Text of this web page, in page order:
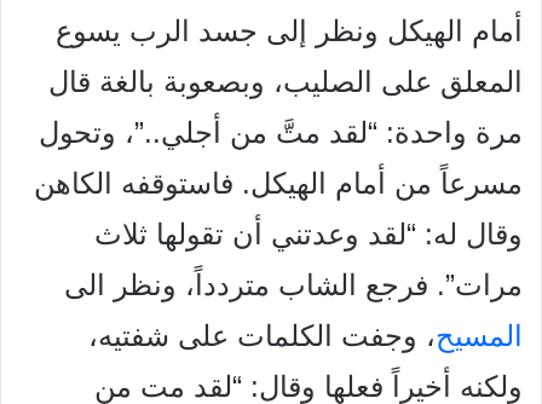
أمام الهيكل ونظر إلى جسد
الرب يسوع
المعلق على الصليب، وبصعوبة بالغة قال
مرة واحدة: “لقد متَّ من أجلي..”، وتحول
مسرعاً من أمام الهيكل. فاستوقفه الكاهن
وقال له: “لقد وعدتني أن تقولها ثلاث
مرات”. فرجع الشاب متردداً، ونظر الى
المسيح، وجفت الكلمات على شفتيه،
ولكنه أخيراً فعلها وقال: “لقد مت من